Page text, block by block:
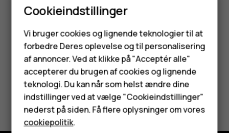
Smartphones
Feature-telefoner
Tilbehør
HMD Terra M
Tablets
Vælg, om du vil tillade, at websteder sporer din
browsing på internettet.
Synes du, dette var nyttigt?
Ja Nej
Cookieindstillinger
Vi bruger cookies og lignende teknologier til at
forbedre Deres oplevelse og til personalisering
af annoncer. Ved at klikke på "Acceptér alle"
accepterer du brugen af cookies og lignende
teknologi. Du kan når som helst ændre dine
indstillinger ved at vælge "Cookieindstillinger"
nederst på siden. Få flere oplysninger om vores
cookiepolitik.